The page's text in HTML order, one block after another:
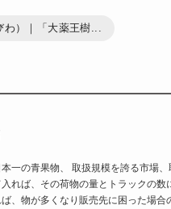
）｜「大薬王樹...
一の青果物、 取扱規模を誇る市場
れば、その荷物の量とトラックの数
、物が多くなり販売先に困った場